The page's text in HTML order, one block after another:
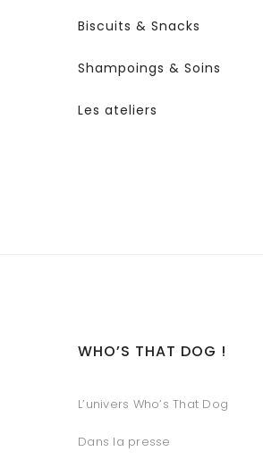
Biscuits & Snacks
Shampoings & Soins
Les ateliers
WHO’S THAT DOG !
L’univers Who’s That Dog
Dans la presse